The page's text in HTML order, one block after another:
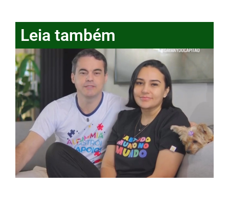
Leia também